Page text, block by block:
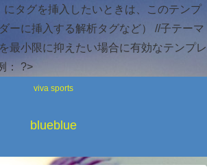
にタグを挿入したいときは、このテンプ
ーに挿入する解析タグなど） //子テーマ
最小限に抑えたい場合に有効なテンプレ
：
?>
viva sports
blueblue